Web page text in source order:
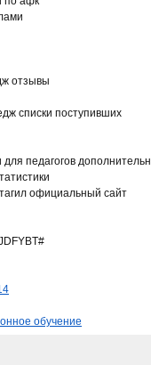
отзывы
списки поступивших
педагогов
официальный сайт
обучение